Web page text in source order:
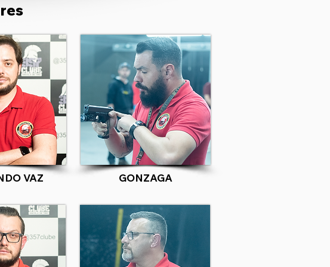
VAZ GONZAGA